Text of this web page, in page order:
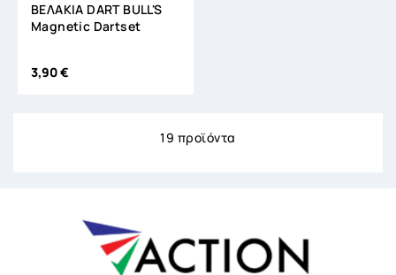
ΒΕΛΑΚΙΑ DART BULL'S
Magnetic Dartset
3,90 €
19 προϊόντα